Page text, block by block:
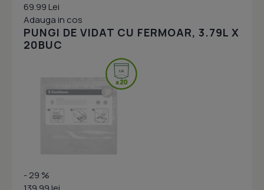
69.99 Lei
Adauga in cos
PUNGI DE VIDAT CU FERMOAR, 3.79L X
20BUC
- 29 %